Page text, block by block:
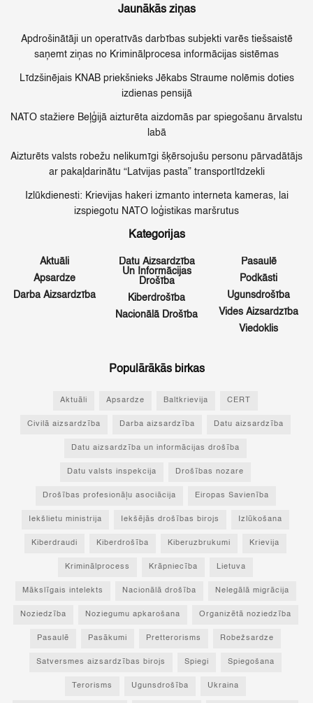
Jaunākās ziņas
Apdrošinātāji un operatīvās darbības subjekti varēs tiešsaistē
saņemt ziņas no Kriminālprocesa informācijas sistēmas
Līdzšinējais KNAB priekšnieks Jēkabs Straume nolēmis doties
izdienas pensijā
NATO stažiere Beļģijā aizturēta aizdomās par spiegošanu ārvalstu
labā
Aizturēts valsts robežu nelikumīgi šķērsojušu personu pārvadātājs
ar pakaļdarinātu “Latvijas pasta” transportlīdzekli
Izlūkdienesti: Krievijas hakeri izmanto interneta kameras, lai
izspiegotu NATO loģistikas maršrutus
Kategorijas
Aktuāli
Apsardze
Darba Aizsardzība
Datu Aizsardzība
Un Informācijas
Drošība
Kiberdrošība
Nacionālā Drošība
Pasaulē
Podkāsti
Ugunsdrošība
Vides Aizsardzība
Viedoklis
Populārākās birkas
Aktuāli Apsardze Baltkrievija CERT
Civilā aizsardzība Darba aizsardzība Datu aizsardzība
Datu aizsardzība un informācijas drošība
Datu valsts inspekcija Drošības nozare
Drošības profesionāļu asociācija Eiropas Savienība
Iekšlietu ministrija Iekšējās drošības birojs Izlūkošana
Kiberdraudi Kiberdrošība Kiberuzbrukumi Krievija
Kriminālprocess Krāpniecība Lietuva
Mākslīgais intelekts Nacionālā drošība Nelegālā migrācija
Noziedzība Noziegumu apkarošana Organizētā noziedzība
Pasaulē Pasākumi Pretterorisms Robežsardze
Satversmes aizsardzības birojs Spiegi Spiegošana
Terorisms Ugunsdrošība Ukraina